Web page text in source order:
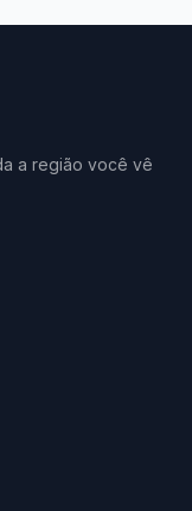
a região você vê